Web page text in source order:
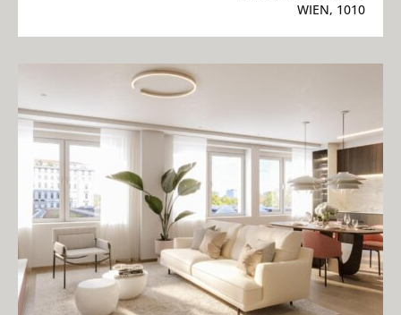
WIEN, 1010